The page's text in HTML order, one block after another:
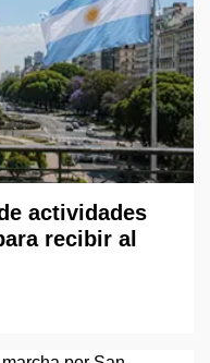
actividades
recibir al